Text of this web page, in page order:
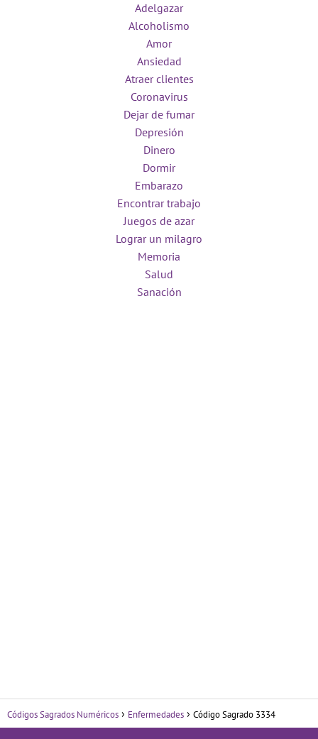
Adelgazar
Alcoholismo
Amor
Ansiedad
Atraer clientes
Coronavirus
Dejar de fumar
Depresión
Dinero
Dormir
Embarazo
Encontrar trabajo
Juegos de azar
Lograr un milagro
Memoria
Salud
Sanación
Códigos Sagrados Numéricos Enfermedades Código Sagrado 3334